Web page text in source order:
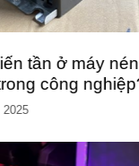
tần ở máy nén
công nghiệp?